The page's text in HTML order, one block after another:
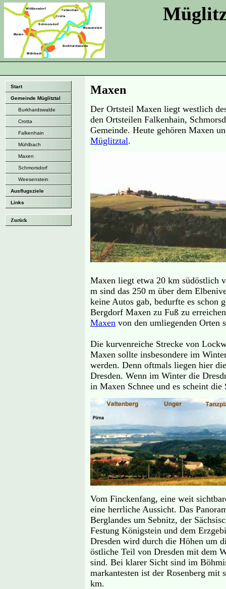
Start
Gemeinde Müglitztal
Burkhardswalde
Crotta
Falkenhain
Mühlbach
Maxen
Schmorsdorf
Weesenstein
Ausflugsziele
Links
Zurück
Maxen
Der Ortsteil Maxen liegt westlich
den Ortsteilen Falkenhain,
Gemeinde. Heute gehören Maxen
Müglitztal.
Maxen liegt etwa 20 km südöstlich
m sind das 250 m über dem
keine Autos gab, bedurfte es schon
Bergdorf Maxen zu Fuß zu
Maxen von den umliegenden Orten
Die kurvenreiche Strecke von
Maxen sollte insbesondere im
werden. Denn oftmals liegen hier
Dresden. Wenn im Winter die
in Maxen Schnee und es scheint die
Vom Finckenfang, eine weit
eine herrliche Aussicht. Das
Berglandes um Sebnitz, der
Festung Königstein und dem
Dresden wird durch die Höhen um
östliche Teil von Dresden mit dem
sind. Bei klarer Sicht sind im
markantesten ist der Rosenberg
km.